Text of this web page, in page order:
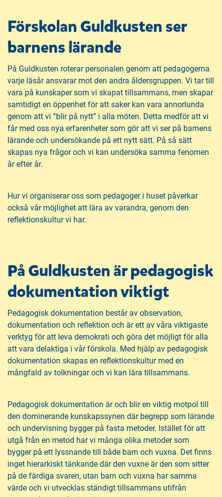
Förskolan Guldkusten ser
barnens lärande
På Guldkusten roterar personalen genom att pedagogerna
varje läsår ansvarar mot den andra åldersgruppen. Vi tar till
vara på kunskaper som vi skapat tillsammans, men skapar
samtidigt en öppenhet för att saker kan vara annorlunda
genom att vi ”blir på nytt” i alla möten. Detta medför att vi
får med oss nya erfarenheter som gör att vi ser på barnens
lärande och undersökande på ett nytt sätt. På så sätt
skapas nya frågor och vi kan undersöka samma fenomen
år efter år.
Hur vi organiserar oss som pedagoger i huset påverkar
också vår möjlighet att lära av varandra, genom den
reflektionskultur vi har.
På Guldkusten är pedagogisk
dokumentation viktigt
Pedagogisk dokumentation består av observation,
dokumentation och reflektion och är ett av våra viktigaste
verktyg för att leva demokrati och göra det möjligt för alla
att vara delaktiga i vår förskola. Med hjälp av pedagogisk
dokumentation skapas en reflektionskultur med en
mångfald av tolkningar och vi kan lära tillsammans.
Pedagogisk dokumentation är och blir en viktig motpol till
den dominerande kunskapssynen där begrepp som lärande
och undervisning bygger på fasta metoder. Istället för att
utgå från en metod har vi många olika metoder som
bygger på ett lyssnande till både barn och vuxna. Det finns
inget hierarkiskt tänkande där den vuxne är den som sitter
på de färdiga svaren, utan barn och vuxna har samma
värde och vi utvecklas ständigt tillsammans utifrån